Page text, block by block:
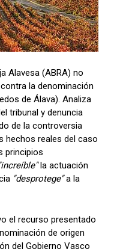
Alavesa (ABRA) no
la denominación
de Álava). Analiza
tribunal y denuncia
de la controversia
hechos reales del caso
principios
"increíble"la actuación
"desprotege"a la
el recurso presentado
de origen
del Gobierno Vasco